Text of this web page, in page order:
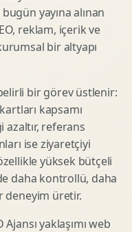
yayına alınan
reklam, içerik ve
bir altyapı
bir görev üstlenir:
kapsamı
referans
ise ziyaretçiyi
yüksek bütçeli
daha kontrollü, daha
deneyim üretir.
yaklaşımı web